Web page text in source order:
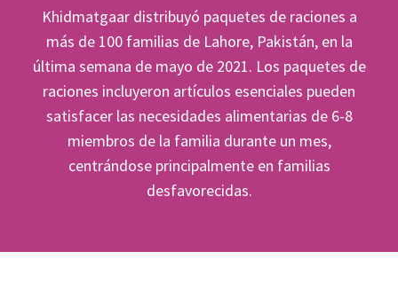
Khidmatgaar distribuyó paquetes de raciones a
más de 100 familias de Lahore, Pakistán, en la
última semana de mayo de 2021. Los paquetes de
raciones incluyeron artículos esenciales pueden
satisfacer las necesidades alimentarias de 6-8
miembros de la familia durante un mes,
centrándose principalmente en familias
desfavorecidas.